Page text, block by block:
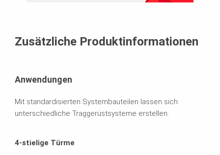
Zusätzliche Produktinformationen
Anwendungen
Mit standardisierten Systembauteilen lassen sich
unterschiedliche Traggerüstsysteme erstellen:
4-stielige Türme